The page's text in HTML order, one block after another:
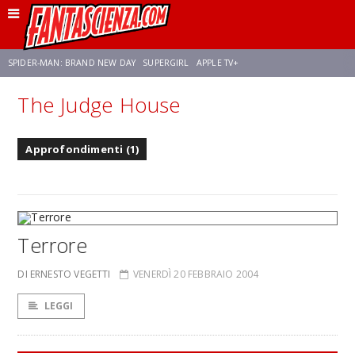
SPIDER-MAN: BRAND NEW DAY SUPERGIRL APPLE TV+
FRANCO RICCIARDIELLO ZENDAYA STAR TREK
The Judge House
Approfondimenti (1)
Terrore
DI ERNESTO VEGETTI VENERDÌ 20 FEBBRAIO 2004
LEGGI